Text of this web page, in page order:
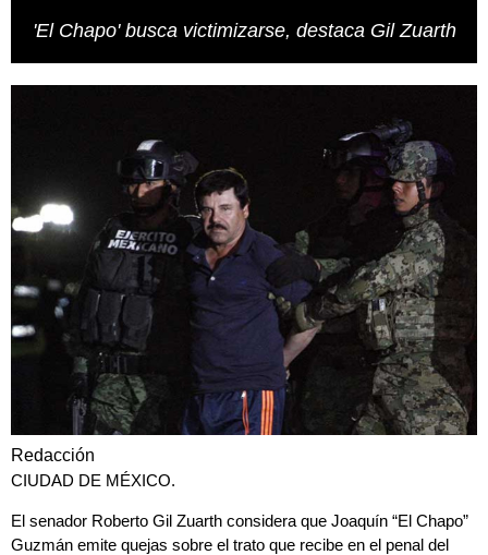
'El Chapo' busca victimizarse, destaca Gil Zuarth
Redacción
CIUDAD DE MÉXICO.
El senador Roberto Gil Zuarth considera que Joaquín “El Chapo”
Guzmán emite quejas sobre el trato que recibe en el penal del